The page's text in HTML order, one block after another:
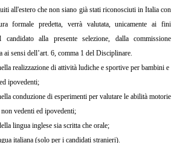
all'estero che non siano già stati riconosciuti in Italia con
formale predetta, verrà valutata, unicamente ai fini
candidato alla presente selezione, dalla commissione
ai sensi dell’art. 6, comma 1 del Disciplinare.
realizzazione di attività ludiche e sportive per bambini e
ipovedenti;
conduzione di esperimenti per valutare le abilità motorie
vedenti ed ipovedenti;
lingua inglese sia scritta che orale;
italiana (solo per i candidati stranieri).